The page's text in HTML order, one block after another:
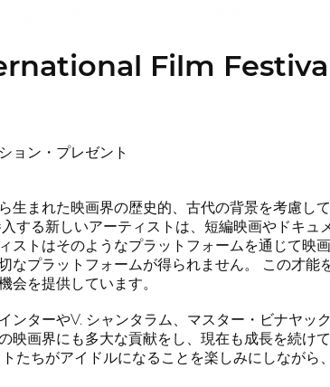
Film
ョン・プレゼント
生まれた映画界の歴史的、古代の背景を考慮し
する新しいアーティストは、短編映画やドキ
ストはそのようなプラットフォームを通じて映
なプラットフォームが得られません。 この才
会を提供しています。
ンターやV. シャンタラム、マスター・ビナヤッ
映画界にも多大な貢献をし、現在も成長を続け
たちがアイドルになることを楽しみにしなが